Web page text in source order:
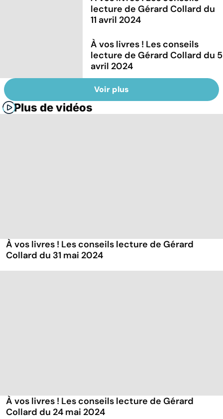
lecture de Gérard Collard du
11 avril 2024
À vos livres ! Les conseils
lecture de Gérard Collard du 5
avril 2024
Voir plus
Plus de vidéos
À vos livres ! Les conseils lecture de Gérard
Collard du 31 mai 2024
À vos livres ! Les conseils lecture de Gérard
Collard du 24 mai 2024